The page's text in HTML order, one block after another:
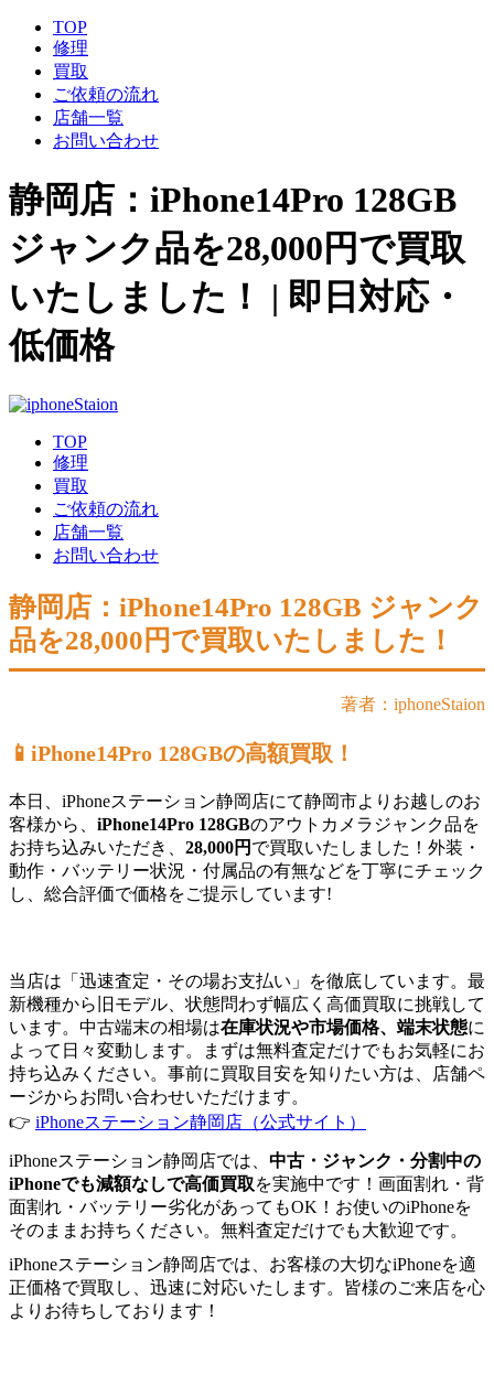
TOP
修理
買取
ご依頼の流れ
店舗一覧
お問い合わせ
静岡店：iPhone14Pro 128GB
ジャンク品を28,000円で買取
いたしました！ | 即日対応・
低価格
TOP
修理
買取
ご依頼の流れ
店舗一覧
お問い合わせ
静岡店：iPhone14Pro 128GB ジャンク
品を28,000円で買取いたしました！
著者：iphoneStaion
📱iPhone14Pro 128GBの高額買取！
本日、iPhoneステーション静岡店にて静岡市よりお越しのお
客様から、 iPhone14Pro 128GBのアウトカメラジャンク品を
お持ち込みいただき、 28,000円 で買取いたしました！外装・
動作・バッテリー状況・付属品の有無などを丁寧にチェック
し、総合評価で価格をご提示しています!
当店は「迅速査定・その場お支払い」を徹底しています。最
新機種から旧モデル、状態問わず幅広く高価買取に挑戦して
います。中古端末の相場は在庫状況や市場価格、端末状態に
よって日々変動します。まずは無料査定だけでもお気軽にお
持ち込みください。事前に買取目安を知りたい方は、店舗ペ
ージからお問い合わせいただけます。
👉 iPhoneステーション静岡店（公式サイト）
iPhoneステーション静岡店では、 中古・ジャンク・分割中の
iPhoneでも減額なしで高価買取を実施中です！画面割れ・背
面割れ・バッテリー劣化があってもOK！お使いのiPhoneを
そのままお持ちください。無料査定だけでも大歓迎です。
iPhoneステーション静岡店では、お客様の大切なiPhoneを適
正価格で買取し、迅速に対応いたします。皆様のご来店を心
よりお待ちしております！